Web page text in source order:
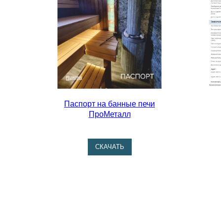
Паспорт на банные печи
ПроМеталл
СКАЧАТЬ